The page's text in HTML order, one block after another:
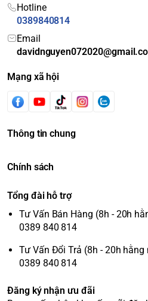
Hotline
0389840814
Email
Mạng xã hội
Thông tin chung
Chính sách
Tổng đài hỗ trợ
Tư Vấn Bán Hàng (8h - 20h
0389 840 814
Tư Vấn Đổi Trả (8h - 20h hằng
0389 840 814
Đăng ký nhận ưu đãi